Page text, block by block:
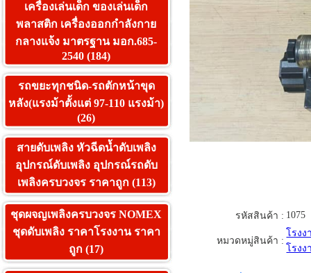
เครื่องเล่นเด็ก ของเล่นเด็ก
พลาสติก เครื่องออกกำลังกาย
กลางแจ้ง มาตรฐาน มอก.685-
2540 (184)
รถขยะทุกชนิด-รถตักหน้าขุด
หลัง(แรงม้าตั้งแต่ 97-110 แรงม้า)
(26)
สายดับเพลิง หัวฉีดน้ำดับเพลิง
อุปกรณ์ดับเพลิง อุปกรณ์รถดับ
เพลิงครบวงจร ราคาถูก (113)
ชุดผจญเพลิงครบวงจร NOMEX
ชุดดับเพลิง ราคาโรงงาน ราคา
ถูก (17)
รหัสสินค้า : 1075
หมวดหมู่สินค้า :
โรง
โรงง